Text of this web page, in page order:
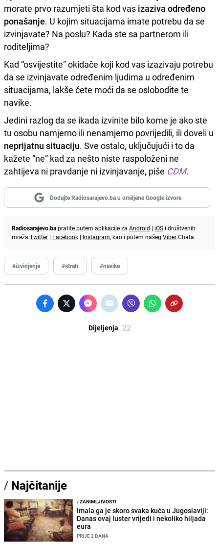
morate prvo razumjeti šta kod vas izaziva određeno
ponašanje. U kojim situacijama imate potrebu da se
izvinjavate? Na poslu? Kada ste sa partnerom ili
roditeljima?
Kad “osvijestite” okidače koji kod vas izazivaju potrebu
da se izvinjavate određenim ljudima u određenim
situacijama, lakše ćete moći da se oslobodite te
navike.
Jedini razlog da se ikada izvinite bilo kome je ako ste
tu osobu namjerno ili nenamjerno povrijedili, ili doveli u
neprijatnu situaciju. Sve ostalo, uključujući i to da
kažete “ne” kad za nešto niste raspoloženi ne
zahtijeva ni pravdanje ni izvinjavanje, piše CDM.
Dodajte Radiosarajevo.ba u omiljene Google izvore
Radiosarajevo.bapratite putem aplikacije za Android | iOS i društvenih
mreža Twitter | Facebook | Instagram, kao i putem našeg ViberChata.
#izvinjenje #strah #navike
Dijeljenja 22
/ Najčitanije
/ZANIMLJIVOSTI
Imala ga je skoro svaka kuća u Jugoslaviji:
Danas ovaj luster vrijedi i nekoliko hiljada
eura
PRIJE 2 DANA